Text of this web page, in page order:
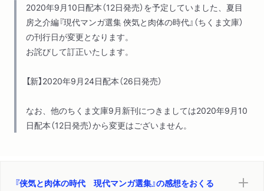
2020年9月10日配本（12日発売）を予定していました、夏目
房之介編『現代マンガ選集 俠気と肉体の時代』（ちくま文庫）
の刊行日が変更となります。
お詫びして訂正いたします。
【新】2020年9月24日配本（26日発売）
なお、他のちくま文庫9月新刊につきましては2020年9月10
日配本（12日発売）から変更はございません。
『侠気と肉体の時代 現代マンガ選集』の感想をおくる